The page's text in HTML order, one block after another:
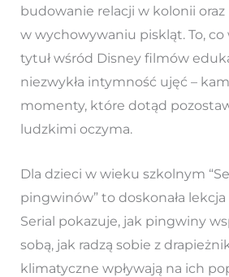
budowanie relacji w kolonii oraz
w wychowywaniu piskląt. To,
tytuł wśród Disney filmów
niezwykła intymność ujęć –
momenty, które dotąd
ludzkimi oczyma.
Dla dzieci w wieku szkolnym
pingwinów” to doskonała
Serial pokazuje, jak pingwiny
sobą, jak radzą sobie z
klimatyczne wpływają na ich